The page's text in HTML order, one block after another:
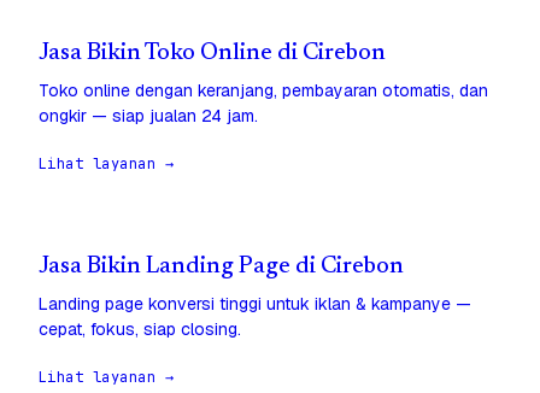
Jasa Bikin Toko Online di Cirebon
Toko online dengan keranjang, pembayaran otomatis, dan
ongkir — siap jualan 24 jam.
Lihat layanan →
Jasa Bikin Landing Page di Cirebon
Landing page konversi tinggi untuk iklan & kampanye —
cepat, fokus, siap closing.
Lihat layanan →